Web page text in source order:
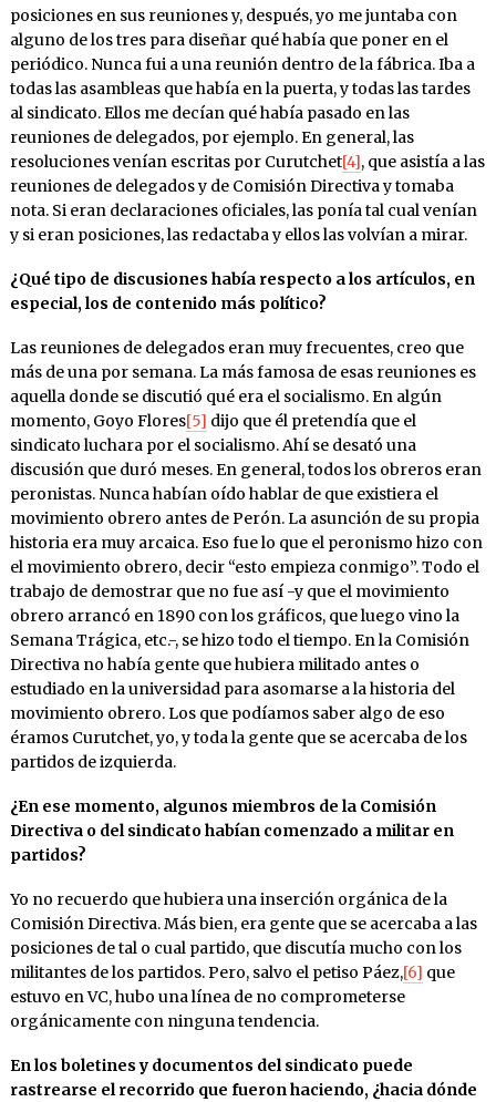
posiciones en sus reuniones y, después, yo me juntaba con
alguno de los tres para diseñar qué había que poner en el
periódico. Nunca fui a una reunión dentro de la fábrica. Iba a
todas las asambleas que había en la puerta, y todas las tardes
al sindicato. Ellos me decían qué había pasado en las
reuniones de delegados, por ejemplo. En general, las
resoluciones venían escritas por Curutchet[4], que asistía a las
reuniones de delegados y de Comisión Directiva y tomaba
nota. Si eran declaraciones oficiales, las ponía tal cual venían
y si eran posiciones, las redactaba y ellos las volvían a mirar.
¿Qué tipo de discusiones había respecto a los artículos, en
especial, los de contenido más político?
Las reuniones de delegados eran muy frecuentes, creo que
más de una por semana. La más famosa de esas reuniones es
aquella donde se discutió qué era el socialismo. En algún
momento, Goyo Flores[5] dijo que él pretendía que el
sindicato luchara por el socialismo. Ahí se desató una
discusión que duró meses. En general, todos los obreros eran
peronistas. Nunca habían oído hablar de que existiera el
movimiento obrero antes de Perón. La asunción de su propia
historia era muy arcaica. Eso fue lo que el peronismo hizo con
el movimiento obrero, decir “esto empieza conmigo”. Todo el
trabajo de demostrar que no fue así -y que el movimiento
obrero arrancó en 1890 con los gráficos, que luego vino la
Semana Trágica, etc.-, se hizo todo el tiempo. En la Comisión
Directiva no había gente que hubiera militado antes o
estudiado en la universidad para asomarse a la historia del
movimiento obrero. Los que podíamos saber algo de eso
éramos Curutchet, yo, y toda la gente que se acercaba de los
partidos de izquierda.
¿En ese momento, algunos miembros de la Comisión
Directiva o del sindicato habían comenzado a militar en
partidos?
Yo no recuerdo que hubiera una inserción orgánica de la
Comisión Directiva. Más bien, era gente que se acercaba a las
posiciones de tal o cual partido, que discutía mucho con los
militantes de los partidos. Pero, salvo el petiso Páez,[6] que
estuvo en VC, hubo una línea de no comprometerse
orgánicamente con ninguna tendencia.
En los boletines y documentos del sindicato puede
rastrearse el recorrido que fueron haciendo, ¿hacia dónde